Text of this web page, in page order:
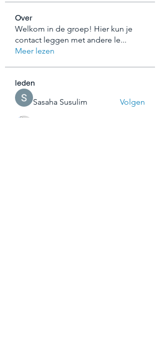
Over
Welkom in de groep! Hier kun je
contact leggen met andere le...
Meer lezen
leden
Sasaha Susulim
Volgen